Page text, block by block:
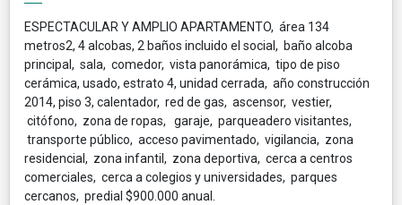
ESPECTACULAR Y AMPLIO APARTAMENTO, área 134
metros2, 4 alcobas, 2 baños incluido el social, baño alcoba
principal, sala, comedor, vista panorámica, tipo de piso
cerámica, usado, estrato 4, unidad cerrada, año construcción
2014, piso 3, calentador, red de gas, ascensor, vestier,
citófono, zona de ropas, garaje, parqueadero visitantes,
transporte público, acceso pavimentado, vigilancia, zona
residencial, zona infantil, zona deportiva, cerca a centros
comerciales, cerca a colegios y universidades, parques
cercanos, predial $900.000 anual.